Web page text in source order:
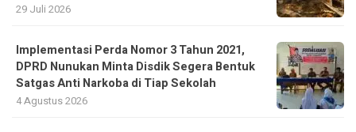
29 Juli 2026
Implementasi Perda Nomor 3 Tahun 2021,
DPRD Nunukan Minta Disdik Segera Bentuk
Satgas Anti Narkoba di Tiap Sekolah
4 Agustus 2026